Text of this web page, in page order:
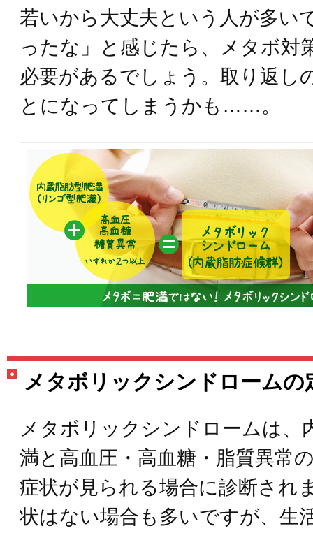
若いから大丈夫という人が多い
ったな」と感じたら、メタボ対
必要があるでしょう。取り返し
とになってしまうかも……。
メタボリックシンドロームの
メタボリックシンドロームは、
満と高血圧・高血糖・脂質異常
症状が見られる場合に診断され
状はない場合も多いですが、生